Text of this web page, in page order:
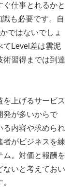
仕事とれるかと
も必要です。自
ではないでしょ
てLevel差は雲泥
術習得までは到達
を上げるサービス
発が多いからで
る内容や求められ
者がビジネスを練
ム。対価と報酬を
ないと考えておい